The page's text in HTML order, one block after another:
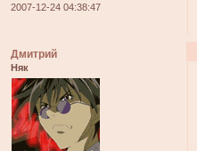
2007-12-24 04:38:47
Дмитрий
Няк